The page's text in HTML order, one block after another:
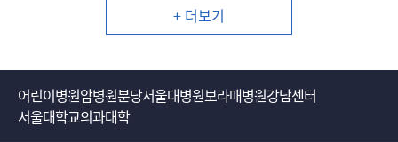
+ 더보기
어린이병원암병원분당서울대병원보라매병원강남센터
서울대학교의과대학